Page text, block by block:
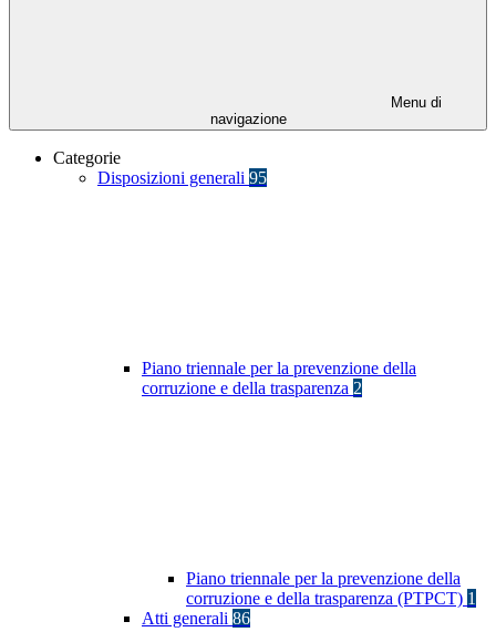
Menu di
navigazione
Categorie
Disposizioni generali 95
Piano triennale per la prevenzione della
corruzione e della trasparenza 2
Piano triennale per la prevenzione della
corruzione e della trasparenza (PTPCT) 1
Atti generali 86